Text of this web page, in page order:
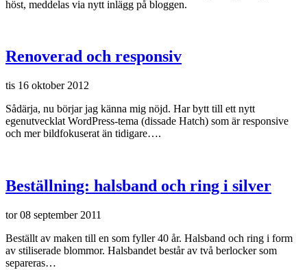
höst, meddelas via nytt inlägg på bloggen.
Renoverad och responsiv
tis 16 oktober 2012
Sådärja, nu börjar jag känna mig nöjd. Har bytt till ett nytt
egenutvecklat WordPress-tema (dissade Hatch) som är responsive
och mer bildfokuserat än tidigare….
Beställning: halsband och ring i silver
tor 08 september 2011
Beställt av maken till en som fyller 40 år. Halsband och ring i form
av stiliserade blommor. Halsbandet består av två berlocker som
separeras…